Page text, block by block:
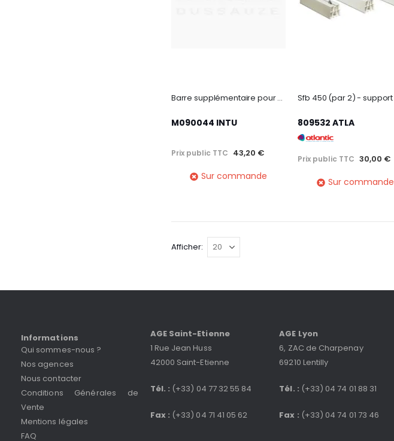
Barre supplémentaire pour sèche-serviettes Ezybain de largeur 50 cm
M090044 INTU
Prix public TTC 43,20 €
Sur commande
809532 ATLA
Prix public TTC 30,00 €
Sur commande
Afficher
Informations
Qui sommes-nous ?
Nos agences
Nous contacter
Conditions Générales de
Vente
Mentions légales
FAQ
AGE Saint-Etienne
1 Rue Jean Huss
42000 Saint-Etienne
Tél. : (+33) 04 77 32 55 84
Fax : (+33) 04 71 41 05 62
AGE Lyon
6, ZAC de Charpenay
69210 Lentilly
Tél. : (+33) 04 74 01 88 31
Fax : (+33) 04 74 01 73 46